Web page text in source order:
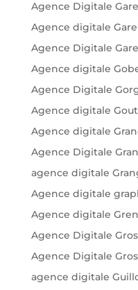
Agence Digitale
Agence digitale
Agence Digitale
Agence digitale
Agence Digitale
Agence digitale
Agence digitale
Agence Digitale
agence digitale
Agence digitale
Agence digitale
Agence Digitale
Agence Digitale
agence digitale